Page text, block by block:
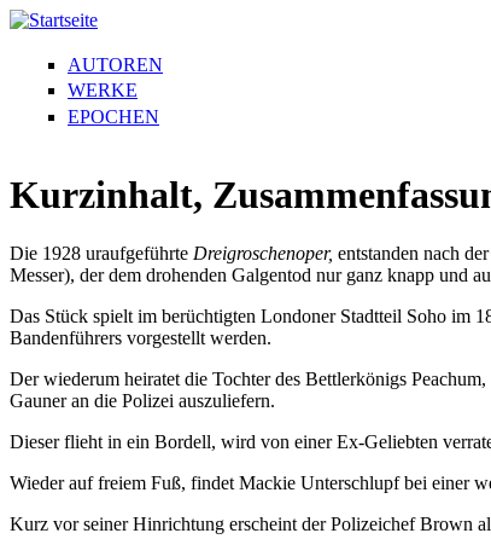
AUTOREN
WERKE
EPOCHEN
Kurzinhalt,
Die 1928 uraufgeführte Dreigroschenoper, entstanden nach
Messer), der dem drohenden Galgentod nur ganz knapp und
Das Stück spielt im berüchtigten Londoner Stadtteil Soho im
Bandenführers vorgestellt werden.
Der wiederum heiratet die Tochter des Bettlerkönigs
Gauner an die Polizei auszuliefern.
Dieser flieht in ein Bordell, wird von einer Ex-Geliebten
Wieder auf freiem Fuß, findet Mackie Unterschlupf bei einer
Kurz vor seiner Hinrichtung erscheint der Polizeichef Brown